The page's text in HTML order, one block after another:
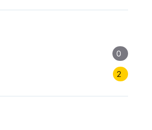
0
2